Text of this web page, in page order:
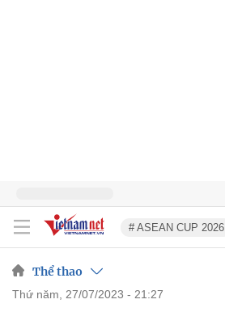
# ASEAN CUP 2026
Thể thao
thứ năm, 27/07/2023 - 21:27